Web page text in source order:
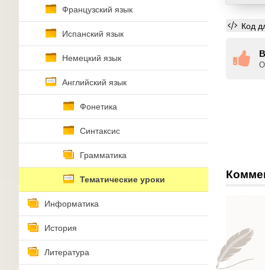
Французский язык
Испанский язык
Немецкий язык
Английский язык
Фонетика
Синтаксис
Грамматика
Тематические уроки
Информатика
История
Литература
Код